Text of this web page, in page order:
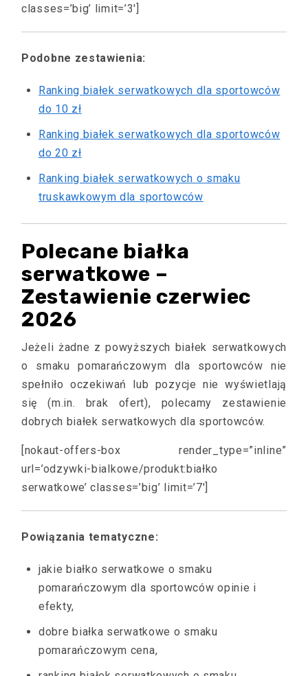
classes=’big’ limit=’3′]
Podobne zestawienia:
Ranking białek serwatkowych dla sportowców
do 10 zł
Ranking białek serwatkowych dla sportowców
do 20 zł
Ranking białek serwatkowych o smaku
truskawkowym dla sportowców
Polecane białka
serwatkowe –
Zestawienie czerwiec
2026
Jeżeli żadne z powyższych białek serwatkowych
o smaku pomarańczowym dla sportowców nie
spełniło oczekiwań lub pozycje nie wyświetlają
się (m.in. brak ofert), polecamy zestawienie
dobrych białek serwatkowych dla sportowców.
[nokaut-offers-box render_type=”inline”
url=’odzywki-bialkowe/produkt:białko
serwatkowe’ classes=’big’ limit=’7′]
Powiązania tematyczne:
jakie białko serwatkowe o smaku
pomarańczowym dla sportowców opinie i
efekty,
dobre białka serwatkowe o smaku
pomarańczowym cena,